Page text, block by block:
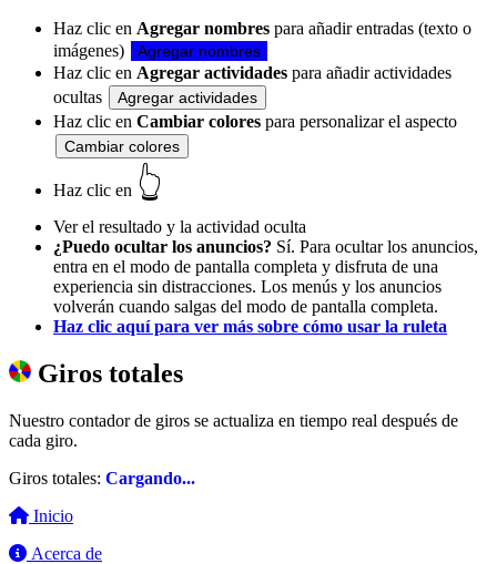
Haz clic en Agregar nombres
imágenes)
Agregar nombres
Haz clic en Agregar actividades
ocultas
Agregar actividades
Haz clic en Cambiar colores para personalizar el aspecto
Cambiar colores
Haz clic en 👆
Ver el resultado y la actividad oculta
¿Puedo ocultar los anuncios? Sí. Para ocultar los anuncios,
entra en el modo de pantalla completa y disfruta de una
experiencia sin distracciones. Los menús y los anuncios
volverán cuando salgas del modo de pantalla completa.
Haz clic aquí para ver más sobre cómo usar la ruleta
Giros totales
Nuestro contador de giros se actualiza en tiempo real después de
cada giro.
Giros totales: Cargando...
Inicio
Acerca de